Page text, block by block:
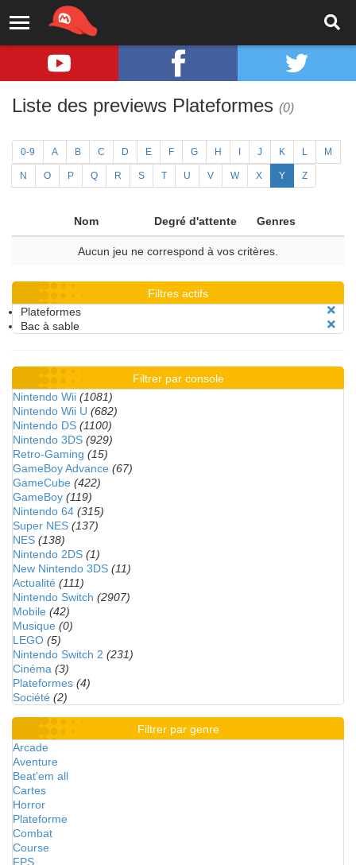
Liste des previews Plateformes (0)
0-9 A B C D E F G H J K L M
N O P Q R S T U V W X Y Z
Nom Degré d'attente Genres
Aucun jeu ne correspond à vos critères.
Filtres actifs
Plateformes
Bac à sable
Filtrer par console
Nintendo Wii (1081)
Nintendo Wii U (682)
Nintendo DS (1100)
Nintendo 3DS (929)
Retro-Gaming (15)
GameBoy Advance (67)
GameCube (422)
GameBoy (119)
Nintendo 64 (315)
Super NES (137)
NES (138)
Nintendo 2DS (1)
New Nintendo 3DS (11)
Actualité (111)
Nintendo Switch (2907)
Mobile (42)
Musique (0)
LEGO (5)
Nintendo Switch 2 (231)
Cinéma (3)
Plateformes (4)
Société (2)
Filtrer par genre
Arcade
Aventure
Beat'em all
Cartes
Horror
Plateforme
Combat
Course
FPS